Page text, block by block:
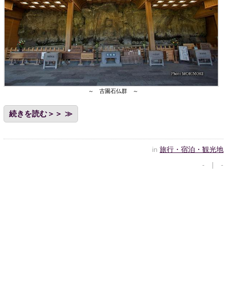
～ 古園石仏群 ～
続きを読む＞＞
in旅行・宿泊・観光地
- | -